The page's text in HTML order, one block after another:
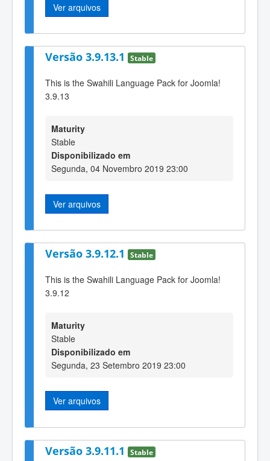
Ver arquivos
Versão 3.9.13.1 Stable
This is the Swahili Language Pack for Joomla!
3.9.13
Maturity
Stable
Disponibilizado em
Segunda, 04 Novembro 2019 23:00
Ver arquivos
Versão 3.9.12.1 Stable
This is the Swahili Language Pack for Joomla!
3.9.12
Maturity
Stable
Disponibilizado em
Segunda, 23 Setembro 2019 23:00
Ver arquivos
Versão 3.9.11.1 Stable